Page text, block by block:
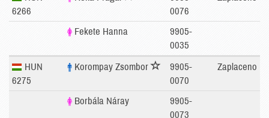
6266
0076
Fekete Hanna
9905-
0035
HUN
6275
Korompay Zsombor
9905-
0070
Zaplaceno
Borbála Náray
9905-
0073